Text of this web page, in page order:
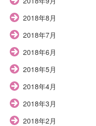
2018年8月
2018年7月
2018年6月
2018年5月
2018年4月
2018年3月
2018年2月